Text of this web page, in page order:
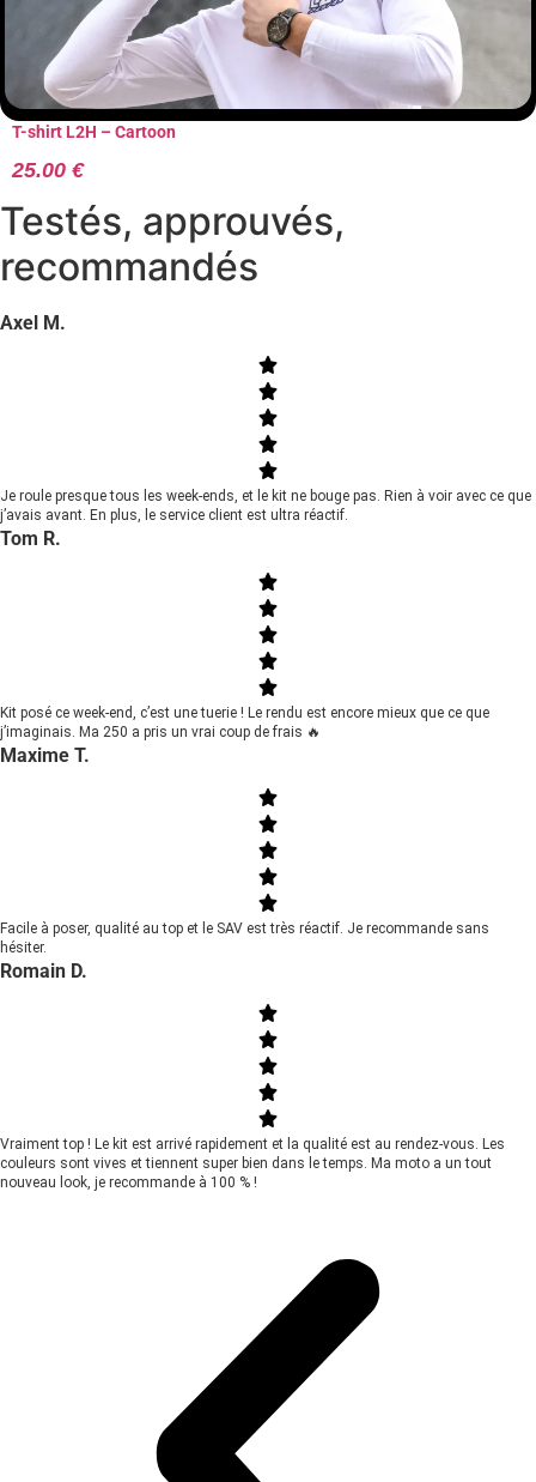
T-shirt L2H – Cartoon
25.00 €
Testés, approuvés,
recommandés
Axel M.
Je roule presque tous les week-ends, et le kit ne bouge pas. Rien à voir avec ce que
j’avais avant. En plus, le service client est ultra réactif.
Tom R.
Kit posé ce week-end, c’est une tuerie ! Le rendu est encore mieux que ce que
j’imaginais. Ma 250 a pris un vrai coup de frais 🔥
Maxime T.
Facile à poser, qualité au top et le SAV est très réactif. Je recommande sans
hésiter.
Romain D.
Vraiment top ! Le kit est arrivé rapidement et la qualité est au rendez-vous. Les
couleurs sont vives et tiennent super bien dans le temps. Ma moto a un tout
nouveau look, je recommande à 100 % !